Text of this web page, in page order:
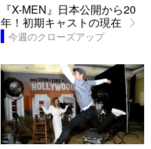
『X-MEN』日本公開から20
年！初期キャストの現在
今週のクローズアップ